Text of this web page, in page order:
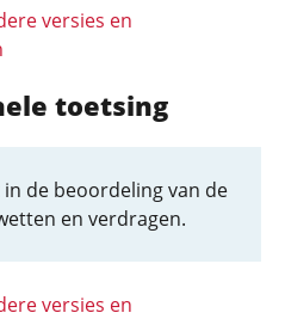
versies en
toetsing
de beoordeling van de
en verdragen.
versies en